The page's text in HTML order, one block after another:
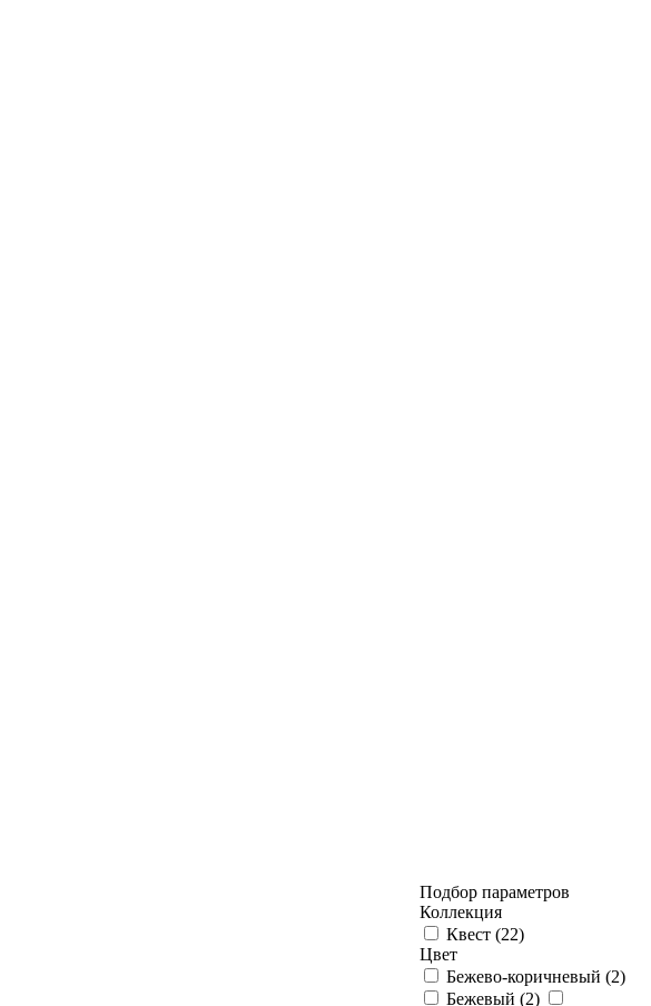
Подбор параметров
Коллекция
Квест (22)
Цвет
Бежево-коричневый (2)
Бежевый (2)